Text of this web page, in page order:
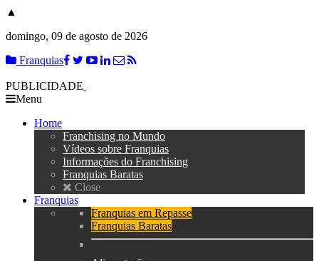
▲
domingo, 09 de agosto de 2026
Franquias
PUBLICIDADE
Menu
Home
Franchising no Mundo
Vídeos sobre Franquias
Informações do Franchising
Franquias Baratas
Close
Franquias
Franquias em Repasse
Franquias Baratas